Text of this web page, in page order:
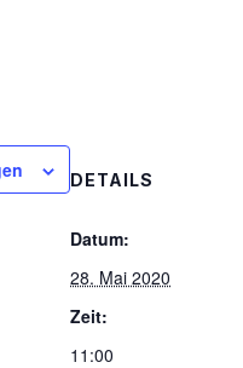
DETAILS
Datum:
28. Mai 2020
Zeit:
11:00